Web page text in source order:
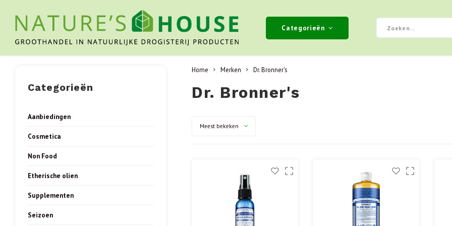
Categorieën
Categorieën
Aanbiedingen
Cosmetica
Non Food
Etherische olien
Supplementen
Seizoen
Home Merken Dr. Bronner's
Dr. Bronner's
Meest bekeken